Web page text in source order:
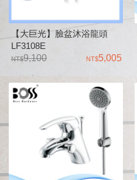
【大巨光】臉盆沐浴龍頭
LF3108E
9,100
5,005